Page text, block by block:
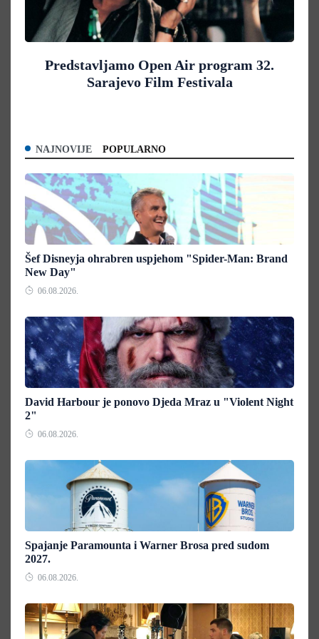
Predstavljamo Open Air program 32.
Sarajevo Film Festivala
NAJNOVIJE POPULARNO
Šef Disneyja ohrabren uspjehom "Spider-Man: Brand
New Day"
06.08.2026.
David Harbour je ponovo Djeda Mraz u "Violent Night
2"
06.08.2026.
Spajanje Paramounta i Warner Brosa pred sudom
2027.
06.08.2026.